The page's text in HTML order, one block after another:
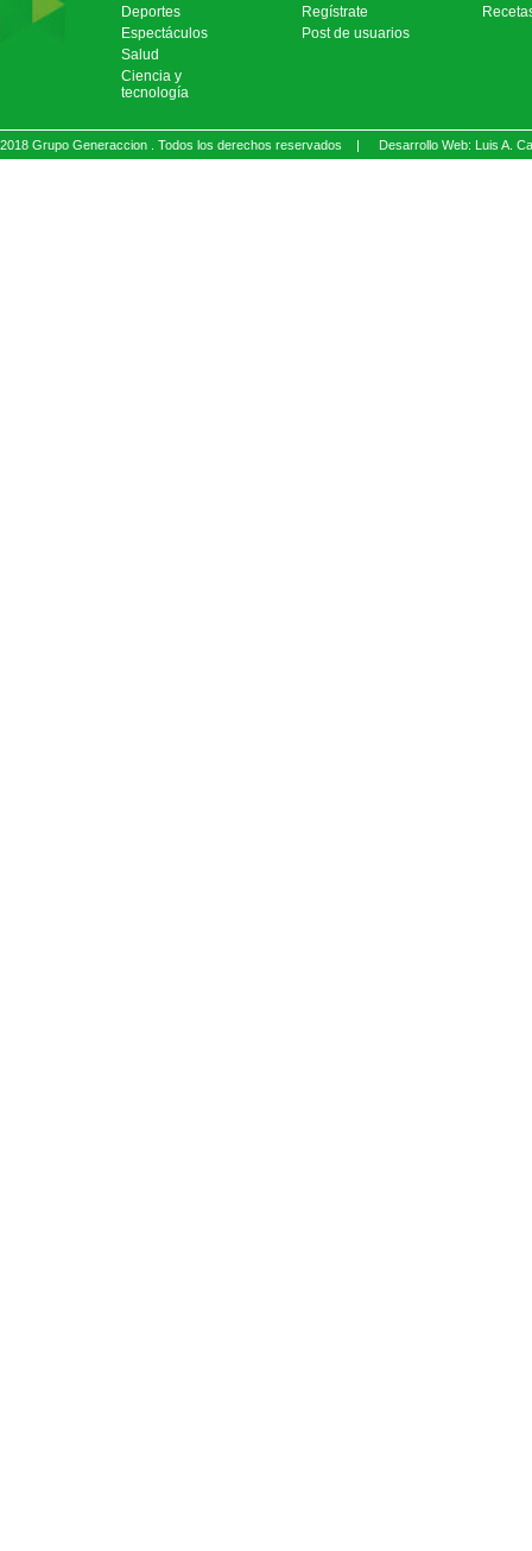
Deportes
Espectáculos
Salud
Ciencia y
tecnología
Regístrate
Post de usuarios
2018 Grupo Generaccion . Todos los derechos reservados | Desarrollo Web: Luis